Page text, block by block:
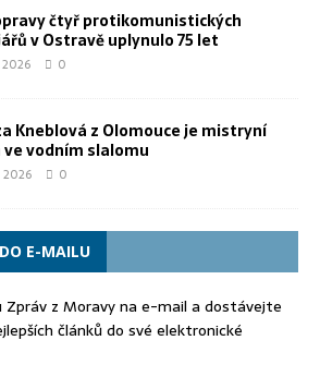
čtyř protikomunistických
v Ostravě uplynulo 75 let
0
Kneblová z Olomouce je mistryní
vodním slalomu
2026 0
E-MAILU
Zpráv z Moravy na e-mail a dostávejte
článků do své elektronické